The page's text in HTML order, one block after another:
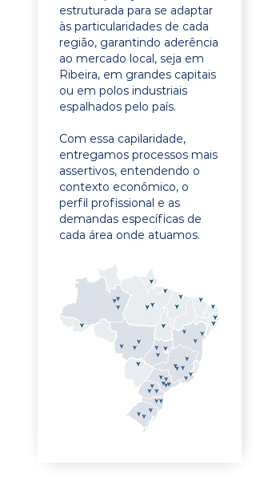
estruturada para se adaptar
às particularidades de cada
região, garantindo aderência
ao mercado local, seja em
Ribeira, em grandes capitais
ou em polos industriais
espalhados pelo país.
Com essa capilaridade,
entregamos processos mais
assertivos, entendendo o
contexto econômico, o
perfil profissional e as
demandas específicas de
cada área onde atuamos.